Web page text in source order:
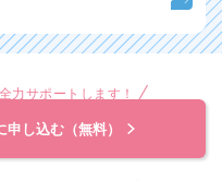
力サポートします！
し込む（無料）